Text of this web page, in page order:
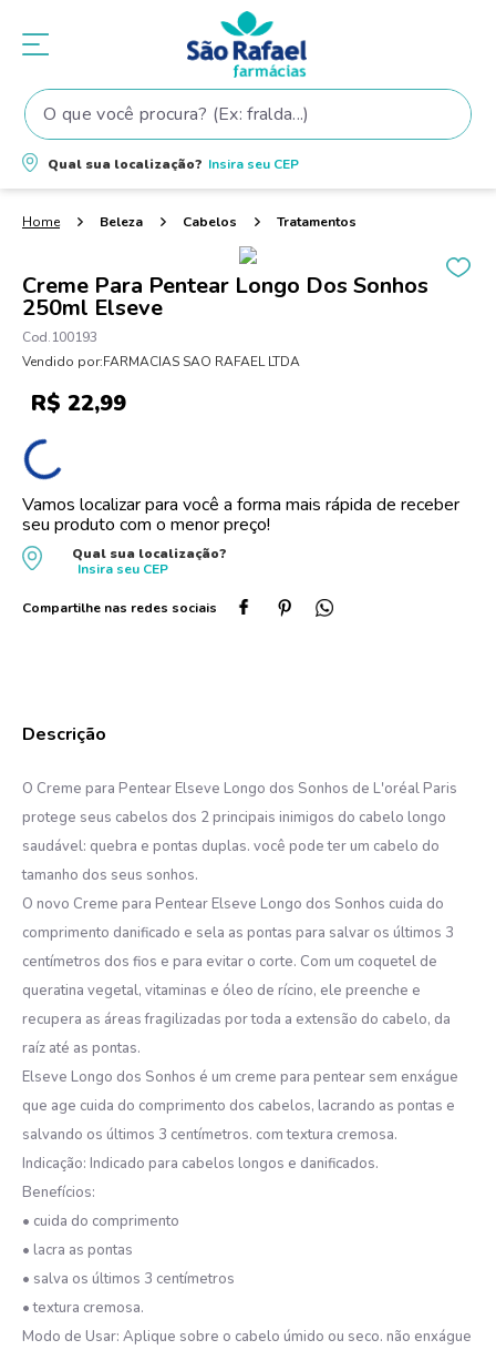
O que você procura? (Ex: fralda...)
Qual sua localização? Insira seu CEP
Beleza Cabelos Tratamentos
Creme Para Pentear Longo Dos Sonhos
250ml Elseve
100193
Vendido por:FARMACIAS SAO RAFAEL LTDA
R$ 22,99
Vamos localizar para você a forma mais rápida de receber
seu produto com o menor preço!
Qual sua localização?
Insira seu CEP
O Creme para Pentear Elseve Longo dos Sonhos de L'oréal Paris
protege seus cabelos dos 2 principais inimigos do cabelo longo
saudável: quebra e pontas duplas. você pode ter um cabelo do
tamanho dos seus sonhos.
O novo Creme para Pentear Elseve Longo dos Sonhos cuida do
comprimento danificado e sela as pontas para salvar os últimos 3
centímetros dos fios e para evitar o corte. Com um coquetel de
queratina vegetal, vitaminas e óleo de rícino, ele preenche e
recupera as áreas fragilizadas por toda a extensão do cabelo, da
raíz até as pontas.
Elseve Longo dos Sonhos é um creme para pentear sem enxágue
que age cuida do comprimento dos cabelos, lacrando as pontas e
salvando os últimos 3 centímetros. com textura cremosa.
Indicação: Indicado para cabelos longos e danificados.
Benefícios:
• cuida do comprimento
• lacra as pontas
• salva os últimos 3 centímetros
• textura cremosa.
Modo de Usar: Aplique sobre o cabelo úmido ou seco. não enxágue
Termos mais buscados
1º fralda
shampoo
4º fralda pampers
5º tintura cabelo
6º elseve
7º proge
9
10ºoleo